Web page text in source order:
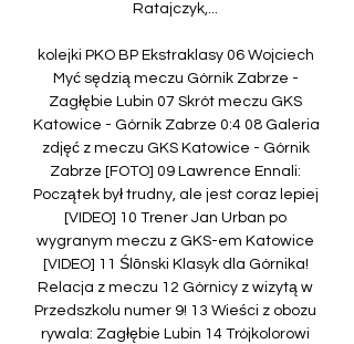
Ratajczyk,...
kolejki PKO BP Ekstraklasy 06 Wojciech
Myć sędzią meczu Górnik Zabrze -
Zagłębie Lubin 07 Skrót meczu GKS
Katowice - Górnik Zabrze 0:4 08 Galeria
zdjęć z meczu GKS Katowice - Górnik
Zabrze [FOTO] 09 Lawrence Ennali:
Początek był trudny, ale jest coraz lepiej
[VIDEO] 10 Trener Jan Urban po
wygranym meczu z GKS-em Katowice
[VIDEO] 11 Ślōnski Klasyk dla Górnika!
Relacja z meczu 12 Górnicy z wizytą w
Przedszkolu numer 9! 13 Wieści z obozu
rywala: Zagłębie Lubin 14 Trójkolorowi